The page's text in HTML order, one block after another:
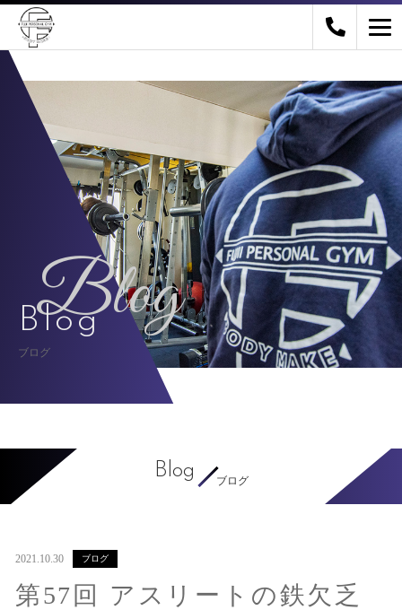
Blog
Blog
ブログ
Blog
ブログ
2021.10.30 ブログ
第57回 アスリートの鉄欠乏